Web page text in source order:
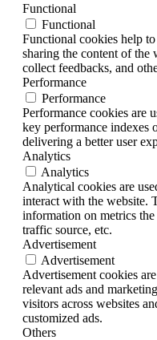
Functional
Functional
Functional cookies help
sharing the content of the
collect feedbacks, and
Performance
Performance
Performance cookies are
key performance indexes
delivering a better user
Analytics
Analytics
Analytical cookies are
interact with the website.
information on metrics
traffic source, etc.
Advertisement
Advertisement
Advertisement cookies
relevant ads and
visitors across websites
customized ads.
Others